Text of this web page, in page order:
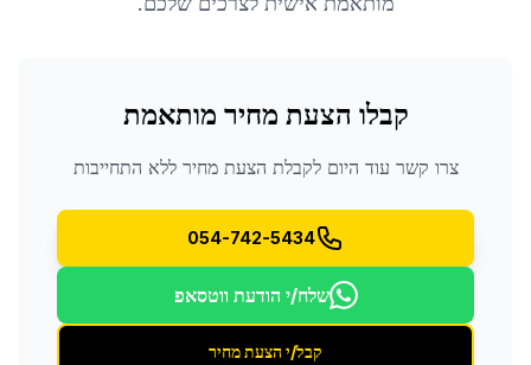
קבלו הצעת מחיר מותאמת
צרו קשר עוד היום לקבלת הצעת מחיר ללא התחייבות
054-742-5434
שלח/י הודעת ווטסאפ
קבל/י הצעת מחיר